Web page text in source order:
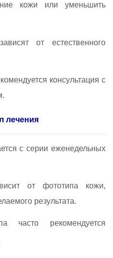
кожи или уменьшить
от естественного
консультация с
лечения
с серии еженедельных
от фототипа кожи,
результата.
часто рекомендуется